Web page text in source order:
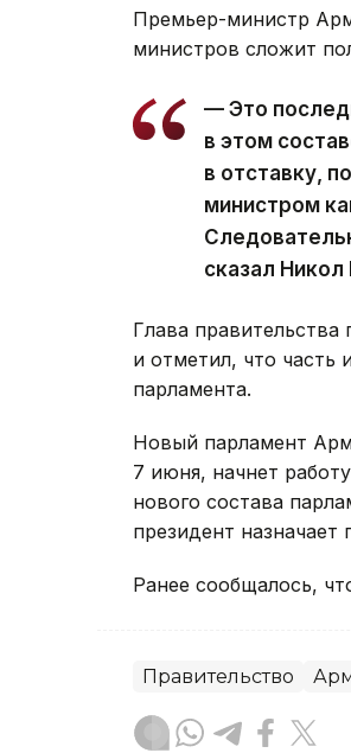
Премьер-министр
министров сложит
— Это
в этом
в отставку,
министром
сказал
Глава
и отметил, что часть
парламента.
Новый парламент
7 июня, начнет
нового состава
президент
Ранее сообщалось,
Правительство